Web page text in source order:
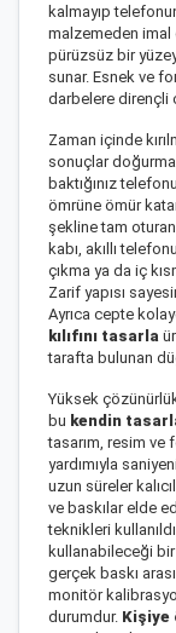
kalmayıp
malzemeden imal
pürüzsüz bir
sunar. Esnek ve
darbelere dirençli
Zaman içinde
sonuçlar
baktığınız
ömrüne ömür
şekline tam
kabı, akıllı
çıkma ya da iç
Zarif yapısı
Ayrıca cepte
kılıfını tasarla
tarafta bulunan
Yüksek
bu kendin
tasarım, resim ve
yardımıyla
uzun süreler
ve baskılar elde
teknikleri
kullanabileceği bir
gerçek baskı
monitör
durumdur. Kişiye